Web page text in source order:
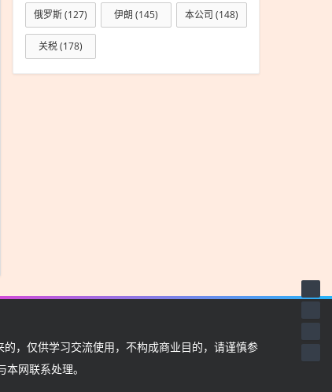
俄罗斯(127) 伊朗 (145) 本公司 (148)
关税(178)
，仅供学习交流使用，不构成商业目的，请谨慎参
网联系处理。